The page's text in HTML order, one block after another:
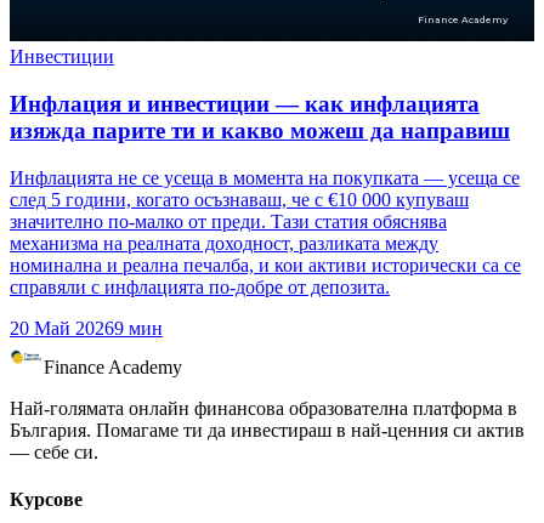
Finance Academy
Инвестиции
Инфлация и инвестиции — как инфлацията
изяжда парите ти и какво можеш да направиш
Инфлацията не се усеща в момента на покупката — усеща се
след 5 години, когато осъзнаваш, че с €10 000 купуваш
значително по-малко от преди. Тази статия обяснява
механизма на реалната доходност, разликата между
номинална и реална печалба, и кои активи исторически са се
справяли с инфлацията по-добре от депозита.
20 Май 20269 мин
Finance Academy
Най-голямата онлайн финансова образователна платформа в
България. Помагаме ти да инвестираш в най-ценния си актив
— себе си.
Курсове